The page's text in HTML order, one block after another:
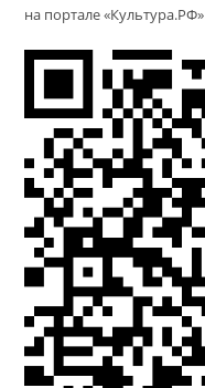
на портале «Культура.РФ»